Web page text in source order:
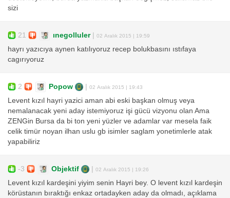
sizi
21 ınegolluler| 02 Aralık 2015 | 19:59
hayrı yazıcıya aynen katılıyoruz recep bolukbasını ıstıfaya
cagırıyoruz
2 Popow 02 Aralık 2015 | 19:43
Levent kızıl hayri yazici aman abi eski başkan olmuş veya
nemalanacak yeni aday istemiyoruz işi gücü vizyonu olan Ama
ZENGin Bursa da bi ton yeni yüzler ve adamlar var mesela faik
celik timür noyan ilhan uslu gb isimler saglam yonetimlerle atak
yapabiliriz
-3 Objektif 02 Aralık 2015 | 19:26
Levent kızıl kardeşini yiyim senin Hayri bey. O levent kızıl kardeşin
körüstanın bıraktığı enkaz ortadayken aday da olmadı, açıklama